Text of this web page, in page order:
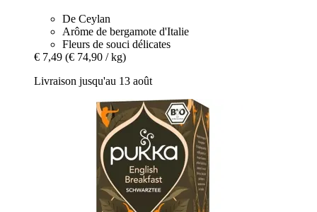
De Ceylan
Arôme de bergamote d'Italie
Fleurs de souci délicates
€ 7,49 (€ 74,90 / kg)
Livraison jusqu'au 13 août